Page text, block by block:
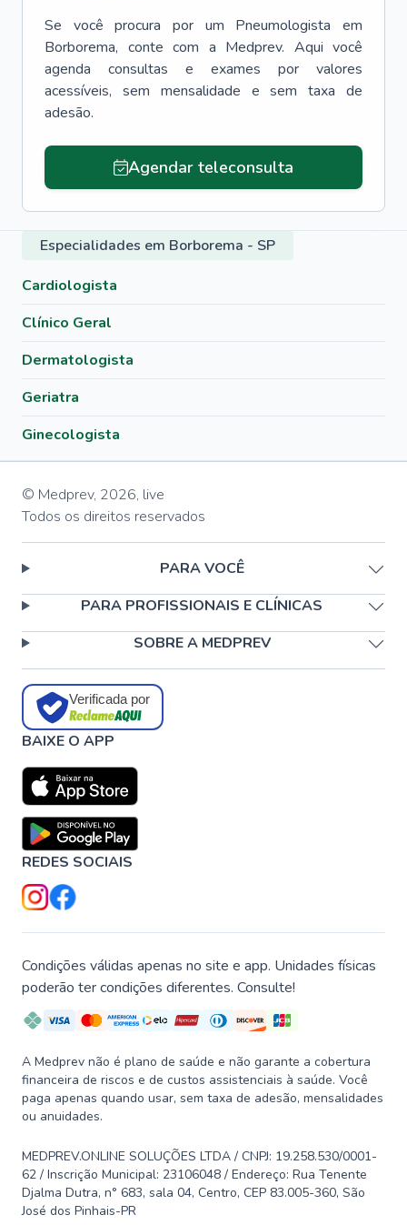
Se você procura por um Pneumologista
em
Borborema, conte com a Medprev. Aqui você
agenda consultas e exames por valores
acessíveis, sem mensalidade e sem taxa de
adesão.
Agendar teleconsulta
Especialidades em Borborema - SP
Cardiologista
Clínico Geral
Dermatologista
Geriatra
Ginecologista
© Medprev, 2026, live
Todos os direitos reservados
PARA VOCÊ
PARA PROFISSIONAIS E CLÍNICAS
SOBRE A MEDPREV
Verificada por
BAIXE O APP
REDES SOCIAIS
Condições válidas apenas no site e app. Unidades físicas
poderão ter condições diferentes. Consulte!
A Medprev não é plano de saúde e não garante a cobertura
financeira de riscos e de custos assistenciais à saúde. Você
paga apenas quando usar, sem taxa de adesão, mensalidades
ou anuidades.
MEDPREV.ONLINE SOLUÇÕES LTDA / CNPJ: 19.258.530/0001-
62 / Inscrição Municipal: 23106048 / Endereço: Rua Tenente
Djalma Dutra, n° 683, sala 04, Centro, CEP 83.005-360, São
José dos Pinhais-PR